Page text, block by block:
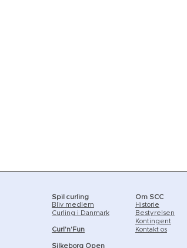
Spil curling
Bliv med lem
Curling i Danmark
Curl'n'Fun
Silkeborg Open
Om SCC
Historie
Bestyrelsen
Kontingent
Kontakt os